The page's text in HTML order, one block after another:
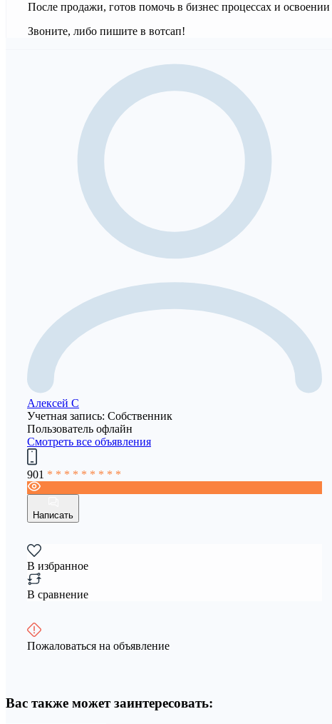
После продажи, готов помочь в бизнес процессах и
Звоните, либо пишите в вотсап!
Алексей C
Учетная запись: Собственник
Пользователь офлайн
Смотреть все объявления
901 * * * * * * * * *
Написать
В избранное
В сравнение
Пожаловаться на объявление
Вас также может заинтересовать: